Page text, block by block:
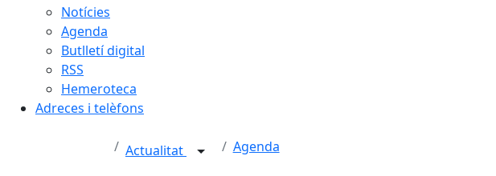
Notícies
Agenda
Butlletí digital
RSS
Hemeroteca
Adreces i telèfons
Actualitat Agenda